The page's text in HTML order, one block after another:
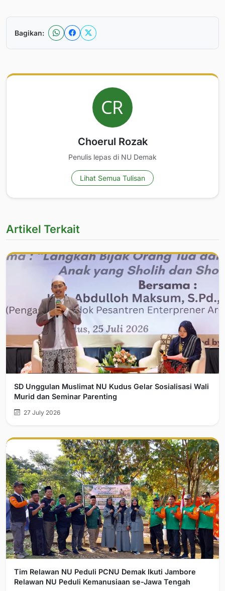
Bagikan:
Choerul Rozak
Penulis lepas di NU Demak
Lihat Semua Tulisan
Artikel Terkait
SD Unggulan Muslimat NU Kudus Gelar Sosialisasi Wali
Murid dan Seminar Parenting
27 July 2026
Tim Relawan NU Peduli PCNU Demak Ikuti Jambore
Relawan NU Peduli Kemanusiaan se-Jawa Tengah